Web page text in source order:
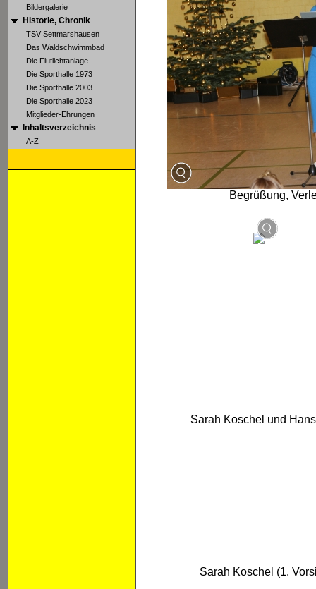
Bildergalerie
Historie, Chronik
TSV Settmarshausen
Das Waldschwimmbad
Die Flutlichtanlage
Die Sporthalle 1973
Die Sporthalle 2003
Die Sporthalle 2023
Mitglieder-Ehrungen
Inhaltsverzeichnis
A-Z
Begrüßung,
Sarah Koschel und
Sarah Koschel (1.